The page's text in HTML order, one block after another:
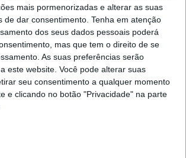
mais pormenorizadas e alterar as suas
de dar consentimento. Tenha em atenção
dos seus dados pessoais poderá
mas que tem o direito de se
As suas preferências serão
este website. Você pode alterar suas
seu consentimento a qualquer momento
e clicando no botão "Privacidade" na parte
enviado pela autarquia alerta
das regras da Direção-Geral da
que “é uma boa oportunidade para
arquiteturas e rituais funerários
adianta que será possível esclarecer